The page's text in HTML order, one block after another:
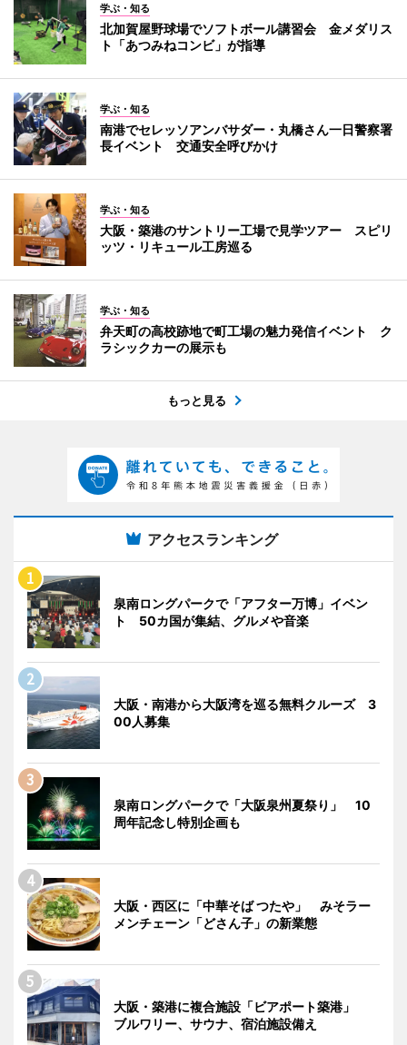
学ぶ・知る
北加賀屋野球場でソフトボール講習会 金メダリス
ト「あつみねコンビ」が指導
学ぶ・知る
南港でセレッソアンバサダー・丸橋さん一日警察署
長イベント 交通安全呼びかけ
学ぶ・知る
大阪・築港のサントリー工場で見学ツアー スピリ
ッツ・リキュール工房巡る
学ぶ・知る
弁天町の高校跡地で町工場の魅力発信イベント ク
ラシックカーの展示も
もっと見る
アクセスランキング
泉南ロングパークで「アフター万博」イベン
ト 50カ国が集結、グルメや音楽
大阪・南港から大阪湾を巡る無料クルーズ 3
00人募集
泉南ロングパークで「大阪泉州夏祭り」 10
周年記念し特別企画も
大阪・西区に「中華そば つたや」 みそラー
メンチェーン「どさん子」の新業態
大阪・築港に複合施設「ビアポート築港」
ブルワリー、サウナ、宿泊施設備え